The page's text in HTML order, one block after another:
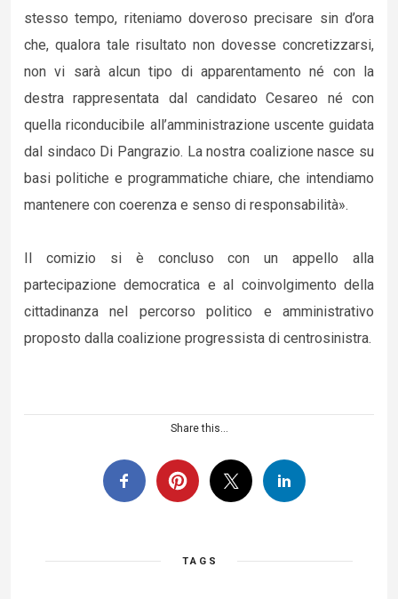
stesso tempo, riteniamo doveroso precisare sin d’ora
che, qualora tale risultato non dovesse concretizzarsi,
non vi sarà alcun tipo di apparentamento né con la
destra rappresentata dal candidato Cesareo né con
quella riconducibile all’amministrazione uscente guidata
dal sindaco Di Pangrazio. La nostra coalizione nasce su
basi politiche e programmatiche chiare, che intendiamo
mantenere con coerenza e senso di responsabilità».
Il comizio si è concluso con un appello alla
partecipazione democratica e al coinvolgimento della
cittadinanza nel percorso politico e amministrativo
proposto dalla coalizione progressista di centrosinistra.
Share this...
TAGS